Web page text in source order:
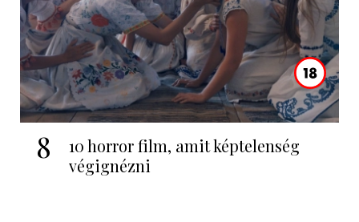
8
10 horror film, amit képtelenség
végignézni